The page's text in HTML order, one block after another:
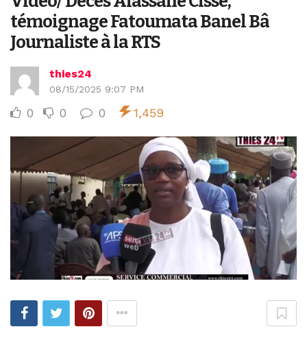
témoignage Fatoumata Banel Bâ
Journaliste à la RTS
thies24
08/15/2025 9:07 PM
0 0 0 1,459